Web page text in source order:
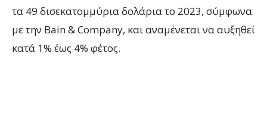
τα 49 δισεκατομμύρια δολάρια το 2023, σύμφωνα
με την Bain & Company, και αναμένεται να αυξηθεί
κατά 1% έως 4% φέτος.